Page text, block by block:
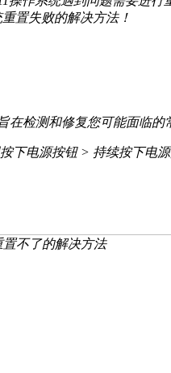
置失败的解决方法！
在检测和修复您可能面临
下电源按钮 > 持续按下电